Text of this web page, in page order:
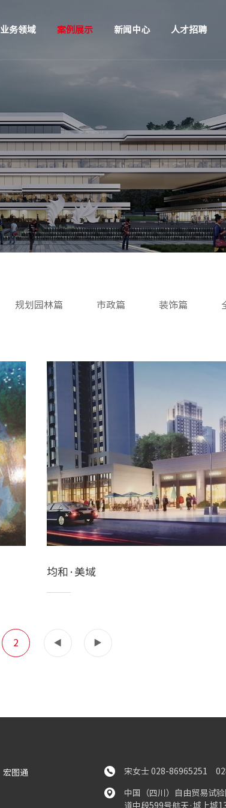
业务领域 案例展示 新闻中心 人才招聘
规划园林篇 市政篇 装饰篇
均和·美域
2  
宏图通  宋女士 028-86965251

中国（四川）自由贸易试
道中段599号航天·城上城